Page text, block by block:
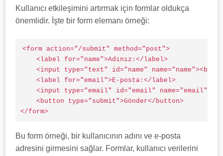
Kullanıcı etkileşimini artırmak için formlar oldukça
önemlidir. İşte bir form elemanı örneği:
<form action="/submit" method="post">
    <label for="name">Adınız:</label>
<input type="text" id="name"
    <label for="email">E-posta:</label>
<input type="email" id="email"
    <button type="submit">Gönder</button>
</form>
Bu form örneği, bir kullanıcının adını ve e-posta
adresini girmesini sağlar. Formlar, kullanıcı verilerini